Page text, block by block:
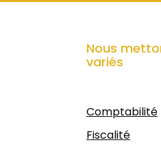
Nous
variés
Comptabilité
Fiscalité